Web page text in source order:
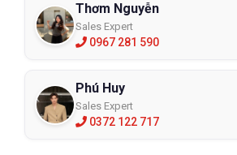
Thơm Nguyễn
Sales Expert
0967 281 590
Phú Huy
Sales Expert
0372 122 717